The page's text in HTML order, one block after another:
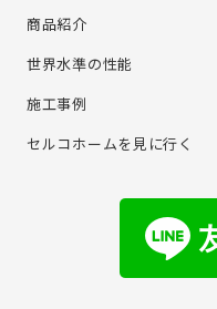
商品紹介
世界水準の性能
施⼯事例
セルコホームを⾒に⾏く